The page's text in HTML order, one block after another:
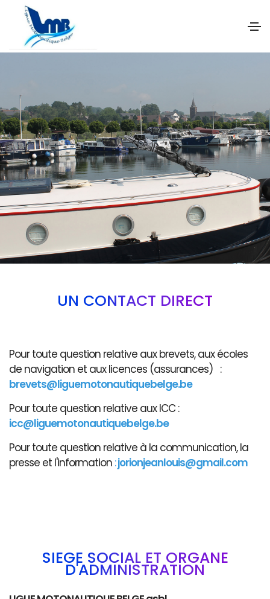
UN CONTACT DIRECT
Pour toute question relative aux brevets, aux écoles
de navigation et aux licences (assurances) :
brevets@liguemotonautiquebelge.be
Pour toute question relative aux ICC :
icc@liguemotonautiquebelge.be
Pour toute question relative à la communication, la
presse et l'information :jorionjeanlouis@gmail.com
SIÈGE SOCIAL ET ORGANE
D'ADMINISTRATION